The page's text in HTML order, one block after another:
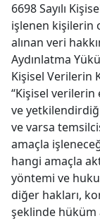
6698 Sayılı
işlenen kişilerin
alınan veri
Aydınlatma
Kişisel Verilerin
“Kişisel verilerin
ve
ve varsa
amaçla
hangi amaçla
yöntemi ve
diğer hakları,
şeklinde hüküm